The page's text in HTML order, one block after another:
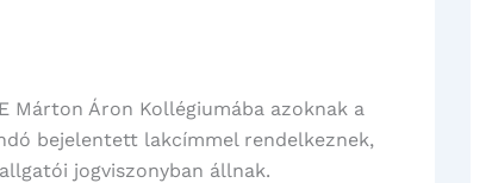
Márton Áron Kollégiumába azoknak a
bejelentett lakcímmel rendelkeznek,
jogviszonyban állnak.